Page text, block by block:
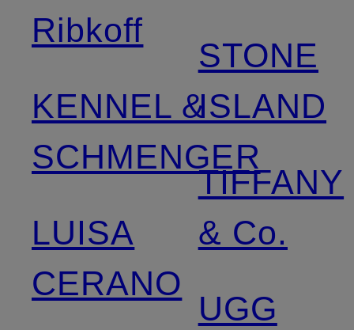
Ribkoff
KENNEL &
SCHMENGER
LUISA
CERANO
STONE
ISLAND
TIFFANY
& Co.
UGG